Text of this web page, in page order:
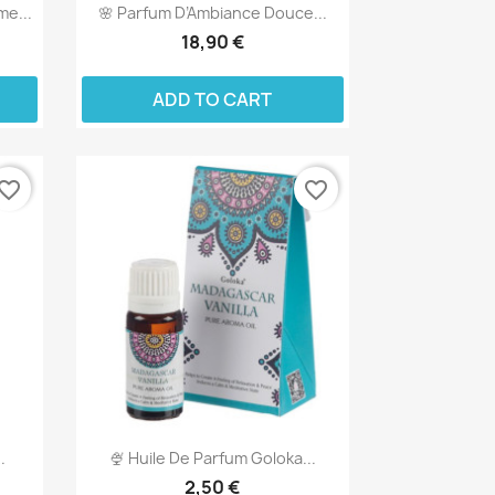
🌸 Parfum D’Ambiance Douce...
18,90 €
ADD TO CART
🍨 Huile De Parfum Goloka...
2,50 €
favorite_border